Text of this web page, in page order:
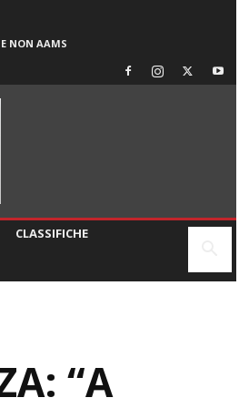
NON AAMS
CLASSIFICHE
“A